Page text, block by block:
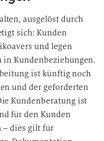
ausgelöst durch
sich: Kunden
und legen
in Kundenbeziehungen.
ist künftig noch
und der geforderten
Kundenberatung ist
für den Kunden
– dies gilt für